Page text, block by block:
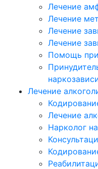
Лечение
Лечение
Лечение
Лечение
Помощь
Лечение
Лечение
Нарколог